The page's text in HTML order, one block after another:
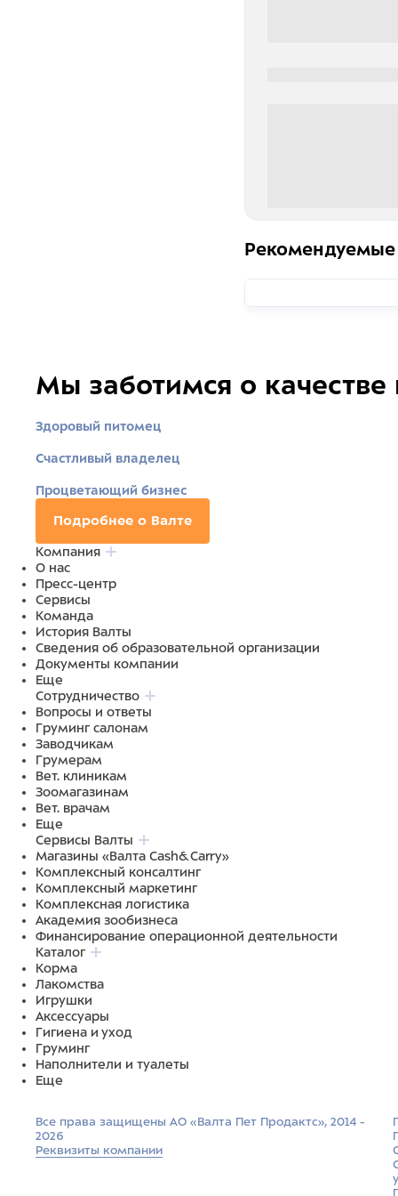
Мы заботимся о качестве
Здоровый питомец
Счастливый владелец
Процветающий бизнес
Подробнее о Валте
Компания
О нас
Пресс-центр
Сервисы
Команда
История Валты
Сведения об образовательной организации
Документы компании
Еще
Сотрудничество
Вопросы и ответы
Груминг салонам
Заводчикам
Грумерам
Вет. клиникам
Зоомагазинам
Вет. врачам
Еще
Сервисы Валты
Магазины «Валта Cash&Carry»
Комплексный консалтинг
Комплексный маркетинг
Комплексная логистика
Академия зообизнеса
Финансирование операционной деятельности
Каталог
Корма
Лакомства
Игрушки
Аксессуары
Гигиена и уход
Груминг
Наполнители и туалеты
Еще
Все права защищены АО «Валта Пет Продактс», 2014 -
2026
Реквизиты компании